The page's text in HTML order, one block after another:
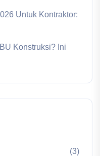
Untuk Kontraktor:
Konstruksi? Ini
(3)